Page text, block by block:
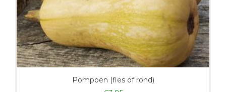
Pompoen (fles of rond)